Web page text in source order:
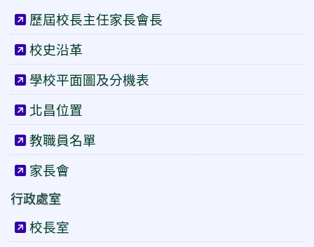
歷屆校長主任家長會長
校史沿革
學校平面圖及分機表
北昌位置
教職員名單
家長會
行政處室
校長室